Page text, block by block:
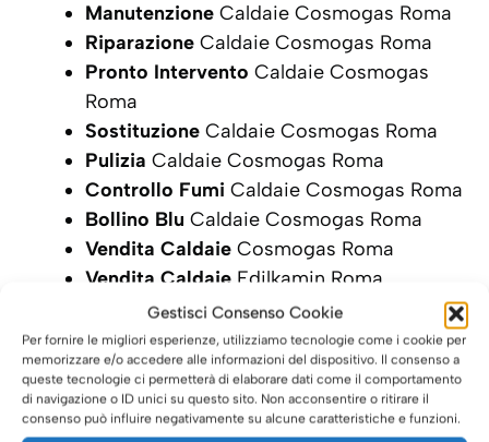
Gestisci Consenso Cookie
Per fornire le migliori esperienze, utilizziamo tecnologie come i cookie per
memorizzare e/o accedere alle informazioni del dispositivo. Il consenso a
queste tecnologie ci permetterà di elaborare dati come il comportamento
di navigazione o ID unici su questo sito. Non acconsentire o ritirare il
consenso può influire negativamente su alcune caratteristiche e funzioni.
Manutenzione Caldaie Cosmogas Roma
Riparazione Caldaie Cosmogas Roma
Pronto Intervento Caldaie Cosmogas
Roma
Sostituzione Caldaie Cosmogas Roma
Pulizia Caldaie Cosmogas Roma
Controllo Fumi Caldaie Cosmogas Roma
Bollino Blu Caldaie Cosmogas Roma
Vendita Caldaie Cosmogas Roma
Vendita Caldaie Edilkamin Roma
SCRIVI ORA LA TUA RICHIESTA DI
INTERVENTO